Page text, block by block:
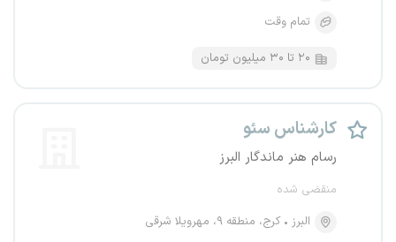
تمام وقت
۲۰ تا ۳۰ میلیون تومان
کارشناس سئو
رسام هنر ماندگار البرز
منقضی شده
البرز
کرج، منطقه ۹، مهرویلا شرقی